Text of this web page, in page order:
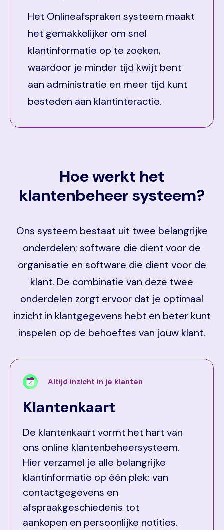
Het Onlineafspraken systeem maakt
het gemakkelijker om snel
klantinformatie op te zoeken,
waardoor je minder tijd kwijt bent
aan administratie en meer tijd kunt
besteden aan klantinteractie.
Hoe werkt het
klantenbeheer systeem?
Ons systeem bestaat uit twee belangrijke
onderdelen; software die dient voor de
organisatie en software die dient voor de
klant. De combinatie van deze twee
onderdelen zorgt ervoor dat je optimaal
inzicht in klantgegevens hebt en beter kunt
inspelen op de behoeftes van jouw klant.
Altijd inzicht in je klanten
Klantenkaart
De klantenkaart vormt het hart van
ons online klantenbeheersysteem.
Hier verzamel je alle belangrijke
klantinformatie op één plek: van
contactgegevens en
afspraakgeschiedenis tot
aankopen en persoonlijke notities.